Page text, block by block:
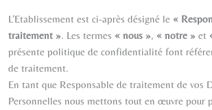
L’Etablissement est ci-après désigné le «
traitement ». Les termes « nous », « notre » et
présente politique de confidentialité font
de traitement.
En tant que Responsable de traitement de vos
Personnelles nous mettons tout en œuvre pour